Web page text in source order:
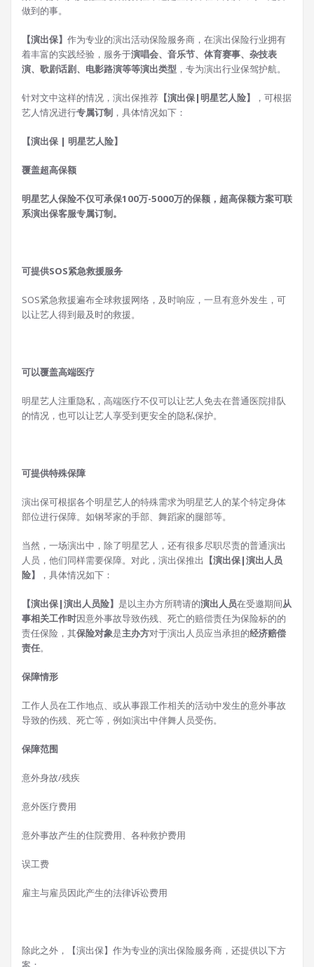
做到的事。
【演出保】 作为专业的演出活动保险服务商，在演出保险行业拥有
着丰富的实践经验，服务于演唱会、音乐节、体育赛事、杂技表
演、歌剧话剧、电影路演等等演出类型 ，专为演出行业保驾护航。
针对文中这样的情况，演出保推荐 【演出保|明星艺人险】
，可根据
艺人情况进行专属订制 ，具体情况如下：
【演出保 | 明星艺人险】
覆盖超高保额
明星艺人保险不仅可承保100万-5000万的保额，超高保额方案可联
系演出保客服专属订制。
可提供SOS紧急救援服务
SOS紧急救援遍布全球救援网络，及时响应，一旦有意外发生，可
以让艺人得到最及时的救援。
可以覆盖高端医疗
明星艺人注重隐私，高端医疗不仅可以让艺人免去在普通医院排队
的情况，也可以让艺人享受到更安全的隐私保护。
可提供特殊保障
演出保可根据各个明星艺人的特殊需求为明星艺人的某个特定身体
部位进行保障。如钢琴家的手部、舞蹈家的腿部等。
当然，一场演出中，除了明星艺人，还有很多尽职尽责的普通演出
人员，他们同样需要保障。对此，演出保推出
【演出保|演出人员
险】
，具体情况如下：
【演出保|演出人员险】 是以主办方所聘请的演出人员在受邀期间从
事相关工作时因意外事故导致伤残、死亡的赔偿责任为保险标的的
责任保险，其保险对象是主办方对于演出人员应当承担的经济赔偿
责任。
保障情形
工作人员在工作地点、或从事跟工作相关的活动中发生的意外事故
导致的伤残、死亡等，例如演出中伴舞人员受伤。
保障范围
意外身故/残疾
意外医疗费用
意外事故产生的住院费用、各种救护费用
误工费
雇主与雇员因此产生的法律诉讼费用
除此之外，【演出保】作为专业的演出保险服务商，还提供以下方